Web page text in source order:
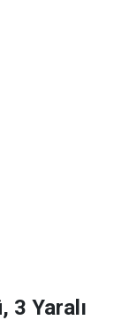
3 Yaralı